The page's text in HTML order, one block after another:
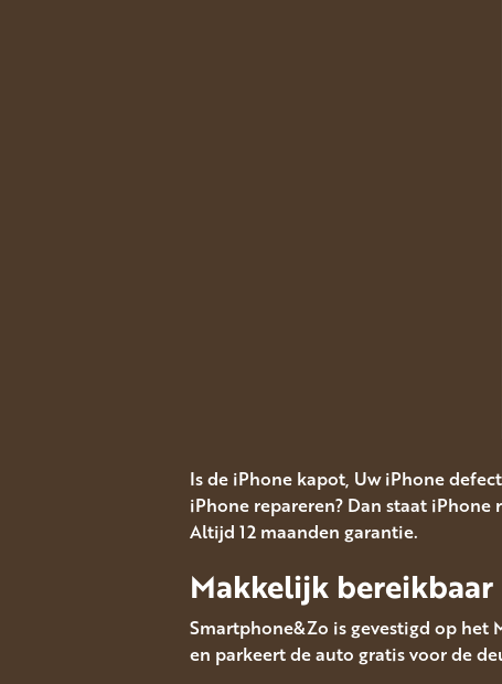
Is de iPhone kapot, Uw iPhone
iPhone repareren? Dan staat
Altijd 12 maanden garantie.
Makkelijk bereikbaar
Smartphone&Zo is gevestigd op
en parkeert de auto gratis voor de